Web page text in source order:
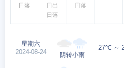
日落
日出
日落
日落
星期六
2024-08-24
阴转小雨
27℃ ～